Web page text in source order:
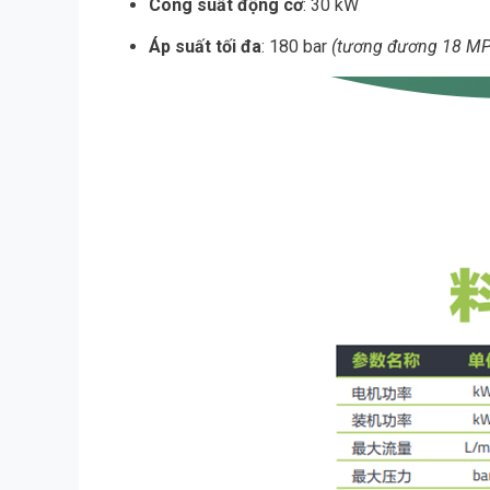
Công suất động cơ: 30 kW
Áp suất tối đa: 180 bar (tương đương 18